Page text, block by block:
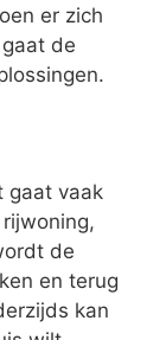
er zich
de
gaat vaak
de
en terug
kan